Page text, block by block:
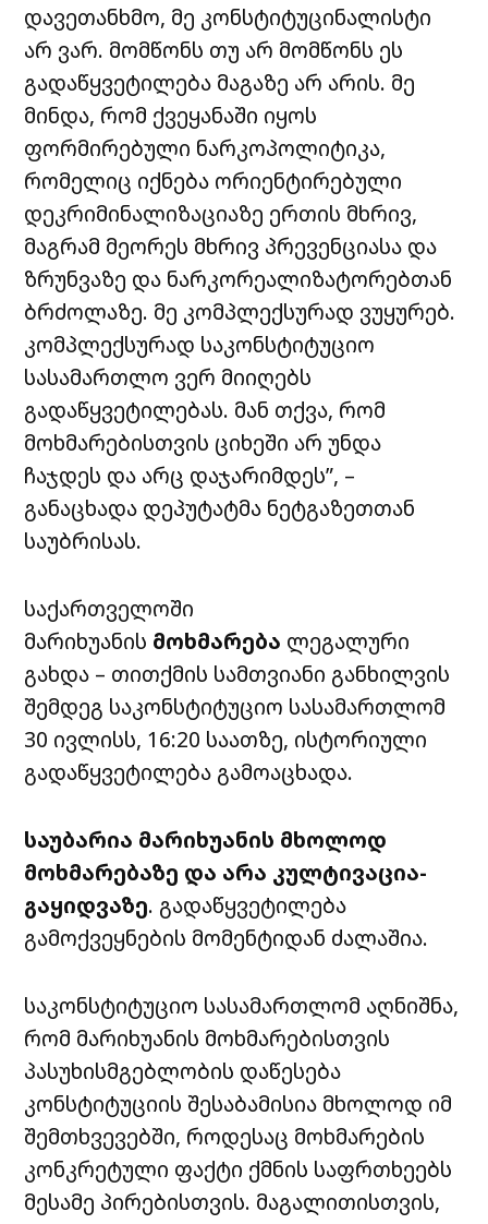
დავეთანხმო, მე კონსტიტუცინალისტი
არ ვარ. მომწონს თუ არ მომწონს ეს
გადაწყვეტილება მაგაზე არ არის. მე
მინდა, რომ ქვეყანაში იყოს
ფორმირებული ნარკოპოლიტიკა,
რომელიც იქნება ორიენტირებული
დეკრიმინალიზაციაზე ერთის მხრივ,
მაგრამ მეორეს მხრივ პრევენციასა და
ზრუნვაზე და ნარკორეალიზატორებთან
ბრძოლაზე. მე კომპლექსურად ვუყურებ.
კომპლექსურად საკონსტიტუციო
სასამართლო ვერ მიიღებს
გადაწყვეტილებას. მან თქვა, რომ
მოხმარებისთვის ციხეში არ უნდა
ჩაჯდეს და არც დაჯარიმდეს”, –
განაცხადა დეპუტატმა ნეტგაზეთთან
საუბრისას.
საქართველოში
მარიხუანის მოხმარება ლეგალური
გახდა – თითქმის სამთვიანი განხილვის
შემდეგ საკონსტიტუციო სასამართლომ
30 ივლისს, 16:20 საათზე, ისტორიული
გადაწყვეტილება გამოაცხადა.
საუბარია მარიხუანის მხოლოდ
მოხმარებაზე და არა კულტივაცია-
გაყიდვაზე. გადაწყვეტილება
გამოქვეყნების მომენტიდან ძალაშია.
საკონსტიტუციო სასამართლომ აღნიშნა,
რომ მარიხუანის მოხმარებისთვის
პასუხისმგებლობის დაწესება
კონსტიტუციის შესაბამისია მხოლოდ იმ
შემთხვევებში, როდესაც მოხმარების
კონკრეტული ფაქტი ქმნის საფრთხეებს
მესამე პირებისთვის. მაგალითისთვის,